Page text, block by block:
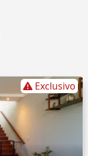
Exclusivo